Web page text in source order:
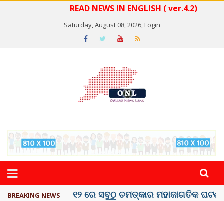
READ NEWS IN ENGLISH ( ver.4.2)
Saturday, August 08, 2026,Login
BREAKING NEWS କେରଳରେ ‘ରାଟ୍ ଫିଭର୍’ ଆତଙ୍କ, ୫୮ ମୃତ